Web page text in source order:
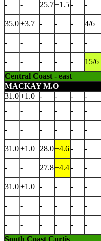
- - 25.7+1.5- -
35.0+3.7 - - - 4/6
- - - - - -
- - - - - 15/6
Central Coast - east
MACKAY M.O
31.0+1.0 - - - -
-
- - - - -
- - - - - -
31.0+1.0 28.0+4.6- -
- - 27.8+4.4- -
31.0+1.0 - - - -
- - - - - -
- - - - - -
South Coast Curtis